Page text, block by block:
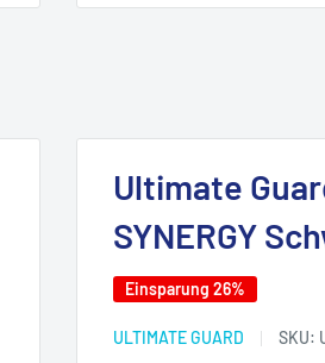
Ultimate
SYNERGY
Einsparung 26%
ULTIMATE GUARD SKU: